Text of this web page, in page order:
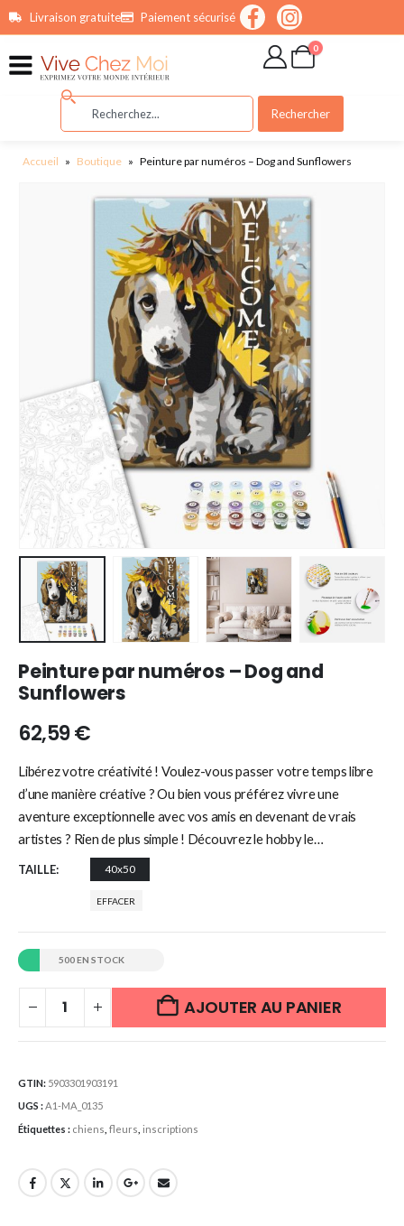
principalLivraison gratuite Paiement sécurisé
0
Rechercher
Accueil » Boutique » Peinture par numéros – Dog and Sunflowers
Peinture par numéros – Dog and
Sunflowers
62,59€
Libérez votre créativité ! Voulez-vous passer votre temps libre
d’une manière créative ? Ou bien vous préférez vivre une
aventure exceptionnelle avec vos amis en devenant de vrais
artistes ? Rien de plus simple ! Découvrez le hobby le…
TAILLE 40x50
EFFACER
500 EN STOCK
AJOUTER AU PANIER
GTIN: 5903301903191
UGS :A1-MA_0135
Étiquettes : chiens fleurs inscriptions